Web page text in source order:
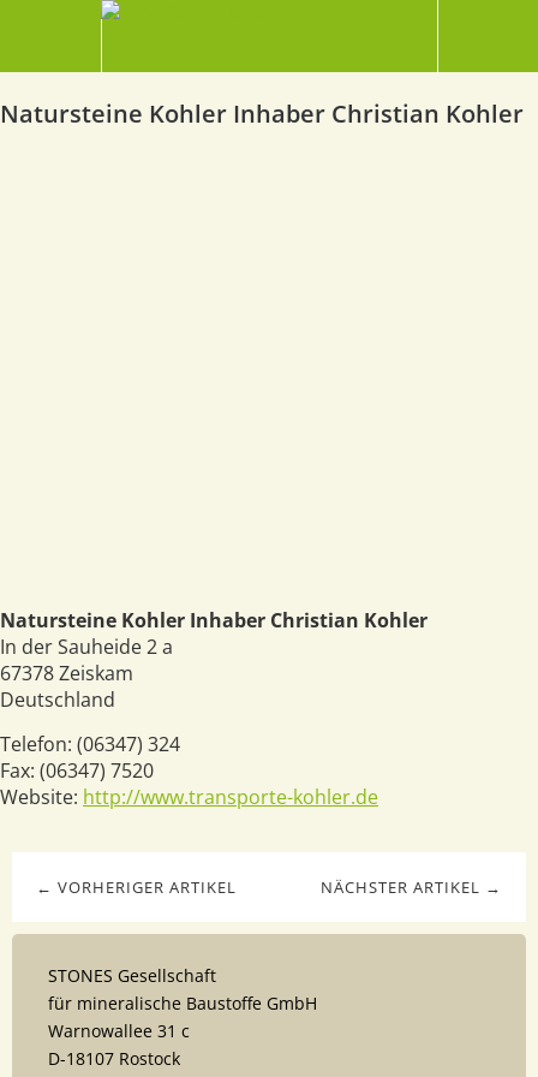
Natursteine Kohler Inhaber Christian Kohler
Natursteine Kohler Inhaber Christian Kohler
In der Sauheide 2 a
67378Zeiskam
Deutschland
Telefon: (06347) 324
Fax: (06347) 7520
Website: http://www.transporte-kohler.de
NÄCHSTER ARTIKEL →
← VORHERIGER ARTIKEL
STONES Gesellschaft
für mineralische Baustoffe GmbH
Warnowallee 31 c
D-18107 Rostock